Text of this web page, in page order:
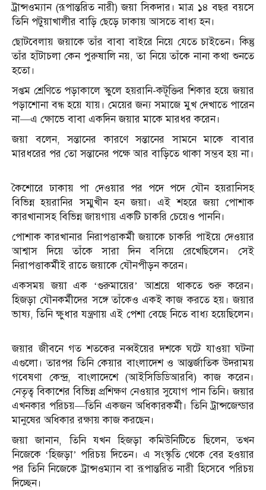
ট্রান্সওম্যান (রূপান্তরিত নারী) জয়া সিকদার। মাত্র ১৪ বছর বয়সে
তিনি পটুয়াখালীর বাড়ি ছেড়ে ঢাকায় আসতে বাধ্য হন।
ছোটবেলায় জয়াকে তাঁর বাবা বাইরে নিয়ে যেতে চাইতেন। কিন্তু
তাঁর হাঁটাচলা কেন পুরুষালি নয়, তা নিয়ে তাঁকে নানা কথা শুনতে
হতো।
সপ্তম শ্রেণিতে পড়াকালে স্কুলে হয়রানি-কটূক্তির শিকার হয়ে জয়ার
পড়াশোনা বন্ধ হয়ে যায়। মেয়ের জন্য সমাজে মুখ দেখাতে পারেন
না—এ ক্ষোভে বাবা একদিন জয়ার মাকে মারধর করেন।
জয়া বলেন, সন্তানের কারণে সন্তানের সামনে মাকে বাবার
মারধরের পর তো সন্তানের পক্ষে আর বাড়িতে থাকা সম্ভব হয় না।
কৈশোরে ঢাকায় পা দেওয়ার পর পদে পদে যৌন হয়রানিসহ
বিভিন্ন হয়রানির সম্মুখীন হন জয়া। এই শহরে জয়া পোশাক
কারখানাসহ বিভিন্ন জায়গায় একটি চাকরি চেয়েও পাননি।
পোশাক কারখানার নিরাপত্তাকর্মী জয়াকে চাকরি পাইয়ে দেওয়ার
আশ্বাস দিয়ে তাঁকে সারা দিন বসিয়ে রেখেছিলেন। সেই
নিরাপত্তাকর্মীই রাতে জয়াকে যৌনপীড়ন করেন।
একসময় জয়া এক ‘গুরুমায়ের’ আশ্রয়ে থাকতে শুরু করেন।
হিজড়া যৌনকর্মীদের সঙ্গে তাঁকেও একই কাজ করতে হয়। জয়ার
ভাষ্য, তিনি ক্ষুধার যন্ত্রণায় এই পেশা বেছে নিতে বাধ্য হয়েছিলেন।
জয়ার জীবনে গত শতকের নব্বইয়ের দশকে ঘটে যাওয়া ঘটনা
এগুলো। তারপর তিনি কেয়ার বাংলাদেশ ও আন্তর্জাতিক উদরাময়
গবেষণা কেন্দ্র, বাংলাদেশে (আইসিডিডিআরবি) কাজ করেন।
নেতৃত্ব বিকাশের বিভিন্ন প্রশিক্ষণ নেওয়ার সুযোগ পান তিনি। জয়ার
এখনকার পরিচয়—তিনি একজন অধিকারকর্মী। তিনি ট্রান্সজেন্ডার
মানুষের অধিকার রক্ষায় কাজ করছেন।
জয়া জানান, তিনি যখন হিজড়া কমিউনিটিতে ছিলেন, তখন
নিজেকে ‘হিজড়া’ পরিচয় দিতেন। এ সংস্কৃতি থেকে বের হওয়ার
পর তিনি নিজেকে ট্রান্সওম্যান বা রূপান্তরিত নারী হিসেবে পরিচয়
দিচ্ছেন।